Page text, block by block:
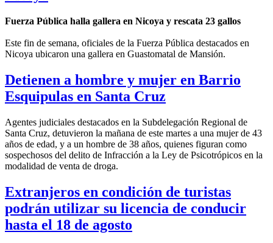
Fuerza Pública halla gallera en Nicoya y rescata 23 gallos
Este fin de semana, oficiales de la Fuerza Pública destacados en
Nicoya ubicaron una gallera en Guastomatal de Mansión.
Detienen a hombre y mujer en Barrio
Esquipulas en Santa Cruz
Agentes judiciales destacados en la Subdelegación Regional de
Santa Cruz, detuvieron la mañana de este martes a una mujer de 43
años de edad, y a un hombre de 38 años, quienes figuran como
sospechosos del delito de Infracción a la Ley de Psicotrópicos en la
modalidad de venta de droga.
Extranjeros en condición de turistas
podrán utilizar su licencia de conducir
hasta el 18 de agosto